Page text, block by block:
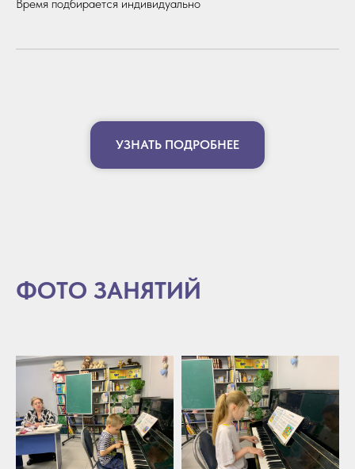
Время подбирается индивидуально
УЗНАТЬ ПОДРОБНЕЕ
ФОТО ЗАНЯТИЙ